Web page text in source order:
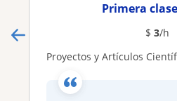
Primera
$ 3/h
Proyectos y Artículos Científicos, Tesinas, TIC,